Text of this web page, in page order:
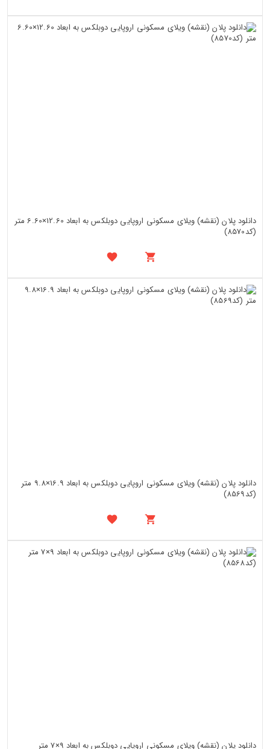
دانلود پلان (نقشه) ویلای مسکونی اروپایی دوبلکس به ابعاد 12.60×6.60 متر
(کد8570)
دانلود پلان (نقشه) ویلای مسکونی اروپایی دوبلکس به ابعاد 16.9×9.8 متر
(کد8569)
دانلود پلان (نقشه) ویلای مسکونی اروپایی دوبلکس به ابعاد 9×7 متر